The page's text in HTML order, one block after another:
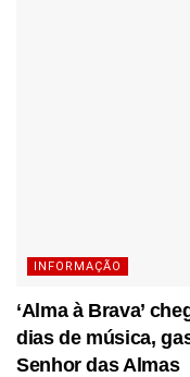
INFORMAÇÃO
‘Alma à Brava’
dias de música,
Senhor das Almas